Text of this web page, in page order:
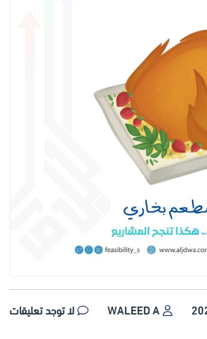
WALEED A لا توجد تعليقات